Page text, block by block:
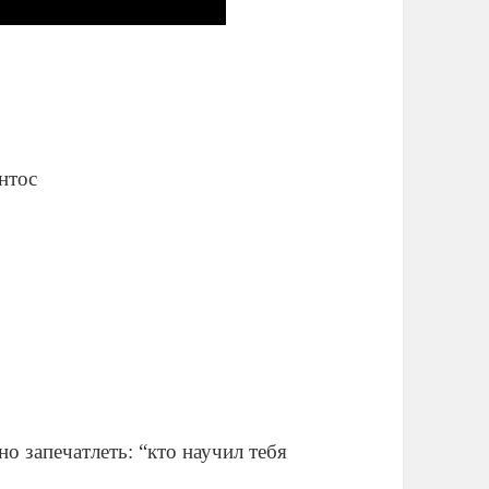
запечатлеть: “кто научил тебя